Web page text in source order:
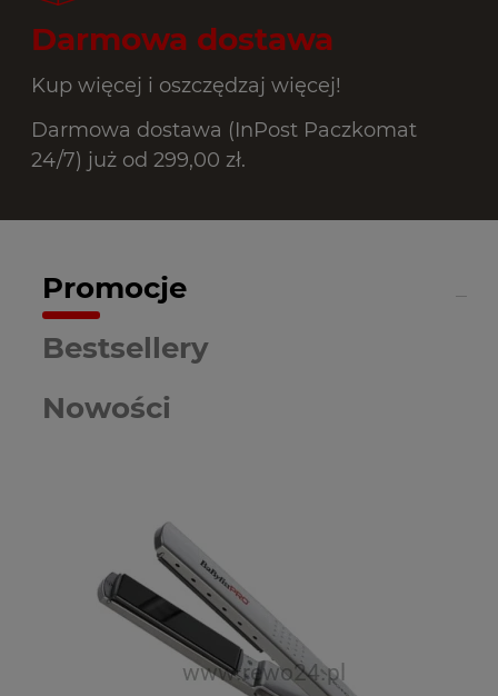
Darmowa dostawa
Kup więcej i oszczędzaj więcej!
Darmowa dostawa (InPost Paczkomat
24/7) już od 299,00 zł.
Promocje
Nowości
Bestsellery